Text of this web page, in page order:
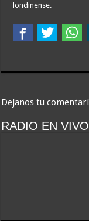
londinense.
Dejanos tu
RADIO EN VIVO